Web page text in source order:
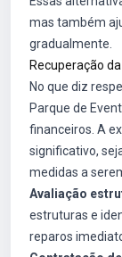
mas também
gradualmente.
Recuperação
No que diz
Parque de
financeiros. A
significativo,
medidas a
Avaliação
estruturas e
reparos